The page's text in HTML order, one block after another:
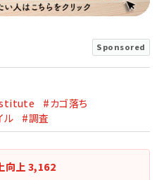
Sponsored
#カゴ落ち
ル #調査
向上 3,162